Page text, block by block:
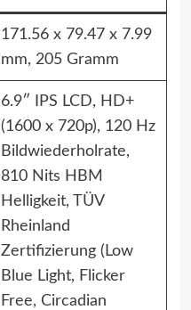
171.56 x 79.47 x 7.99
mm, 205 Gramm
6.9″ IPS LCD, HD+
(1600 x 720p), 120 Hz
Bildwiederholrate,
810 Nits HBM
Helligkeit, TÜV
Rheinland
Zertifizierung (Low
Blue Light, Flicker
Free, Circadian